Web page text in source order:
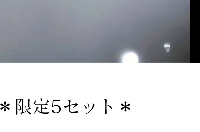
＊限定5セット＊